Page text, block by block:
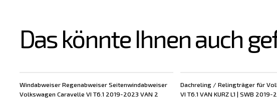
Das könnte Ihnen auch
Windabweiser Regenabweiser Seitenwindabweiser
Volkswagen Caravelle VI T6.1 2019-2023 VAN 2
Dachreling / Relingträger für
VI T6.1 VAN KURZ L1 | SWB